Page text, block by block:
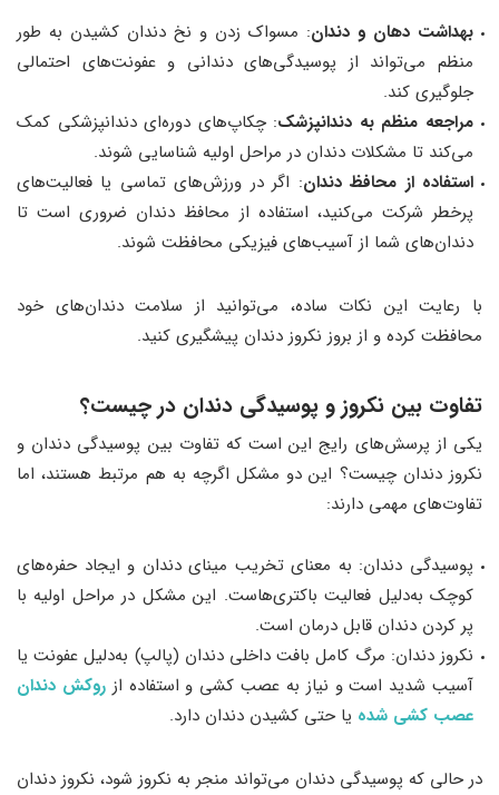
بهداشت دهان و دندان: مسواک زدن و نخ دندان کشیدن به طور
منظم می‌تواند از پوسیدگی‌های دندانی و عفونت‌های احتمالی
جلوگیری کند.
مراجعه منظم به دندانپزشک: چکاپ‌های دوره‌ای دندانپزشکی کمک
می‌کند تا مشکلات دندان در مراحل اولیه شناسایی شوند.
استفاده از محافظ دندان: اگر در ورزش‌های تماسی یا فعالیت‌های
پرخطر شرکت می‌کنید، استفاده از محافظ دندان ضروری است تا
دندان‌های شما از آسیب‌های فیزیکی محافظت شوند.
با رعایت این نکات ساده، می‌توانید از سلامت دندان‌های خود
محافظت کرده و از بروز نکروز دندان پیشگیری کنید.
تفاوت بین نکروز و پوسیدگی دندان در چیست؟
یکی از پرسش‌های رایج این است که تفاوت بین پوسیدگی دندان و
نکروز دندان چیست؟ این دو مشکل اگرچه به هم مرتبط هستند، اما
تفاوت‌های مهمی دارند:
پوسیدگی دندان: به معنای تخریب مینای دندان و ایجاد حفره‌های
کوچک به‌دلیل فعالیت باکتری‌هاست. این مشکل در مراحل اولیه با
پر کردن دندان قابل درمان است.
نکروز دندان: مرگ کامل بافت داخلی دندان (پالپ) به‌دلیل عفونت یا
آسیب شدید است و نیاز به عصب کشی و استفاده ازروکش دندان
عصب کشی شده یا حتی کشیدن دندان دارد.
در حالی که پوسیدگی دندان می‌تواند منجر به نکروز شود، نکروز دندان